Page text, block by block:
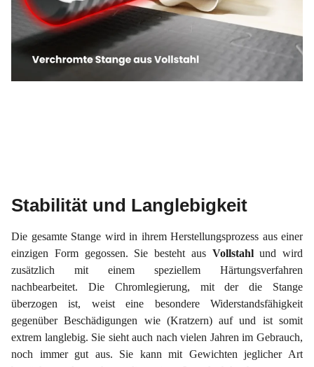
Stabilität und Langlebigkeit
Die gesamte Stange wird in ihrem Herstellungsprozess aus einer
einzigen Form gegossen. Sie besteht aus Vollstahlund wird
zusätzlich mit einem speziellem Härtungsverfahren
nachbearbeitet. Die Chromlegierung, mit der die Stange
überzogen ist, weist eine besondere Widerstandsfähigkeit
gegenüber Beschädigungen wie (Kratzern) auf und ist somit
extrem langlebig. Sie sieht auch nach vielen Jahren im Gebrauch,
noch immer gut aus. Sie kann mit Gewichten jeglicher Art